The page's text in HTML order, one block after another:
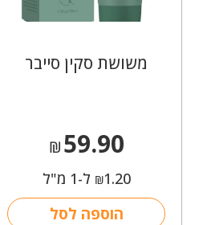
משושת סקין סייבר
₪59.90
₪1.20 ל-1 מ"ל
הוספה לסל